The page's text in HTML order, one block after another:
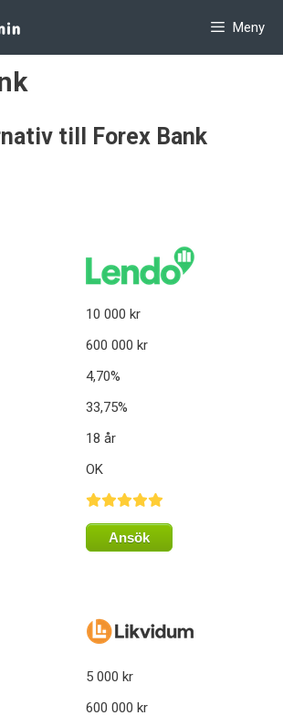
Meny
till Forex Bank
10 000 kr
600 000 kr
4,70%
33,75%
18 år
OK
Ansök
5 000 kr
600 000 kr